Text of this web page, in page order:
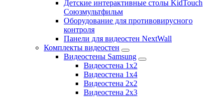
Детские интерактивные столы KidTouch
Союзмультфильм
Оборудование для противовирусного
контроля
Панели для видеостен NextWall
Комплекты видеостен
Видеостены Samsung
Видеостена 1x2
Видеостена 1x4
Видеостена 2x2
Видеостена 2х3